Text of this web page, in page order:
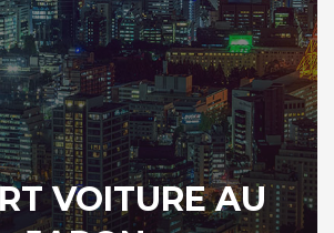
VOITURE AU